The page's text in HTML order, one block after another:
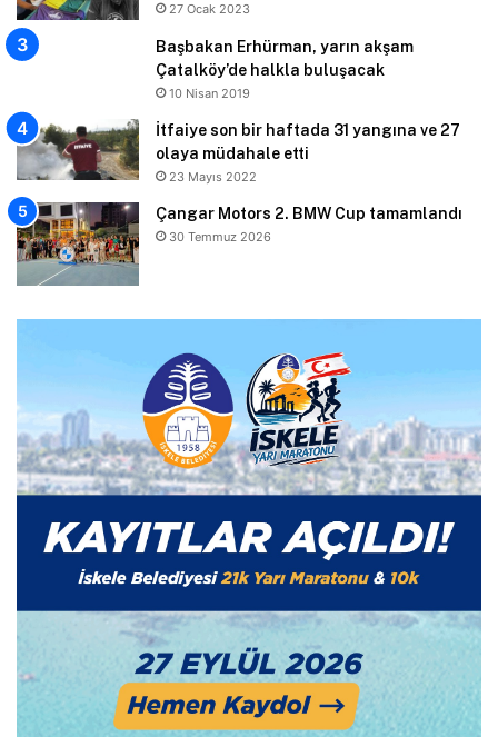
27 Ocak 2023
Başbakan Erhürman, yarın akşam
Çatalköy’de halkla buluşacak
10 Nisan 2019
İtfaiye son bir haftada 31 yangına ve 27
olaya müdahale etti
23 Mayıs 2022
Çangar Motors 2. BMW Cup tamamlandı
30 Temmuz 2026